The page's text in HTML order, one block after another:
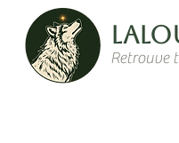
Retrouve